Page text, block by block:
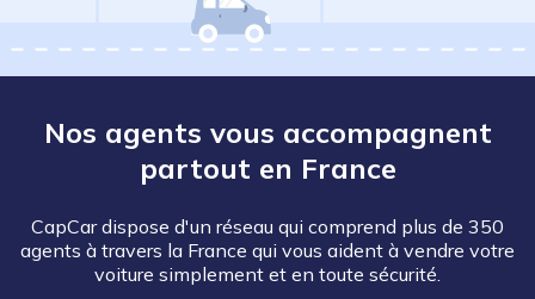
Nos agents vous accompagnent
partout en France
CapCar dispose d'un réseau qui comprend plus de 350
agents à travers la France qui vous aident à vendre votre
voiture simplement et en toute sécurité.